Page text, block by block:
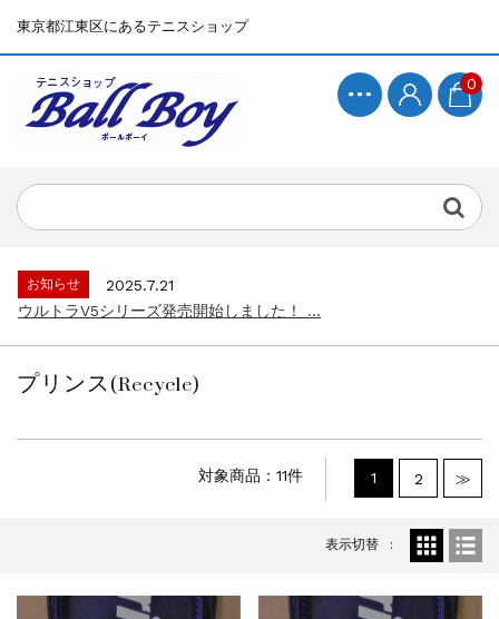
東京都江東区にあるテニスショップ
0
お知らせ
2025.7.15
お知らせ
2025.7.21
ウルトラV5シリーズ発売開始しました！ ...
お知らせ
2025.7.21
お知らせ
2025.7.15
プリンス(Recycle)
1 2 ≫
対象商品：11件
表示切替